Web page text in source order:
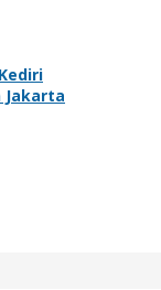
Jakarta